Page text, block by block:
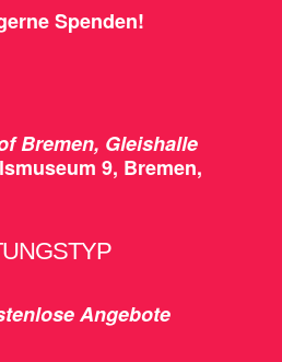
Spenden!
Bremen, Gleishalle
9, Bremen,
Angebote